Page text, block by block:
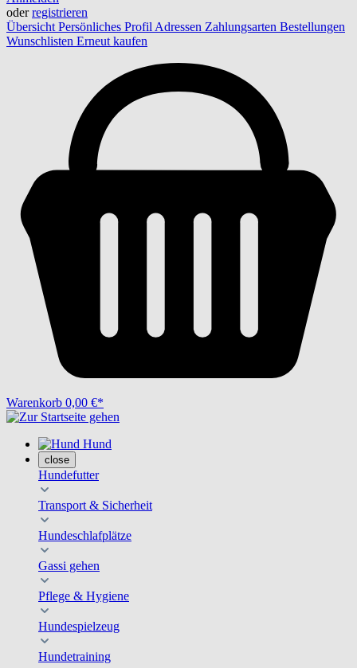
oderregistrieren
Übersicht Persönliches Profil Adressen Zahlungsarten Bestellungen
Wunschlisten Erneut kaufen
Warenkorb 0,00 €*
Hund
close
Hundefutter
Transport & Sicherheit
Hundeschlafplätze
Gassi gehen
Pflege & Hygiene
Hundespielzeug
Hundetraining